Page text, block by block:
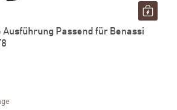
Passend für Benassi